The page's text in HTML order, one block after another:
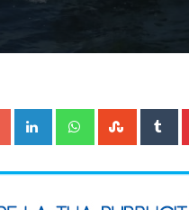
Google+ LinkedIn Whatsapp